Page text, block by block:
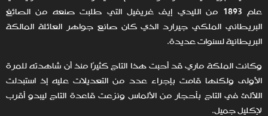
عام 1893 من الليدي إيف غريفيل التي طلبت صنعه من الصائغ
البريطاني الملكي جيرارد الذي كان صانع جواهر العائلة المالكة
البريطانية لسنوات عديدة.
وكانت الملكة ماري قد أحبت هذا التاج كثيرًا منذ أن شاهدته للمرة
الأولى ولكنها قامت بإجراء عدد من التعديلات عليه إذ استبدلت
اللآلئ في التاج بأحجار من الألماس ونزعت قاعدة التاج ليبدو أقرب
لإكليل جميل.